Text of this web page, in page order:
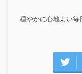
穏やかに心地よい